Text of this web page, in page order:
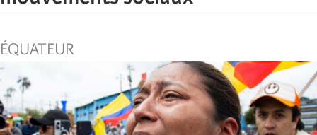
ÉQUATEUR